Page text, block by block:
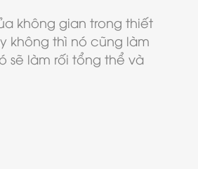
không gian trong thiết
không thì nó cũng làm
sẽ làm rối tổng thể và